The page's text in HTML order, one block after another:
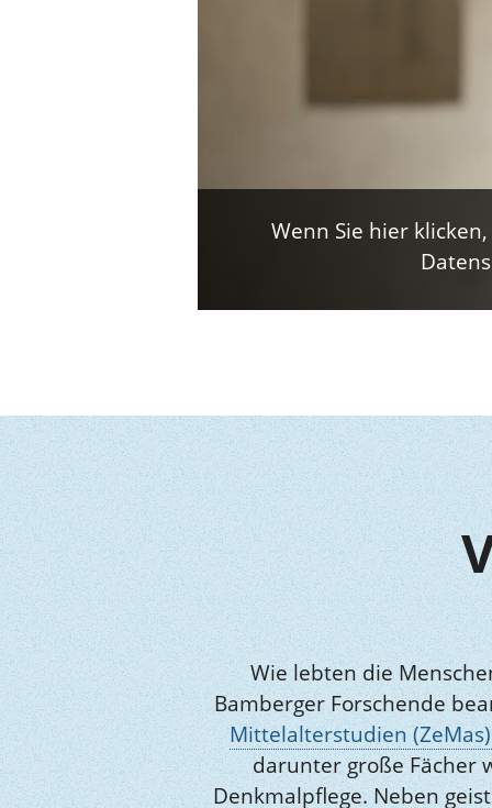
Wenn Sie hier
Wie lebten die
Bamberger Forschende
Mittelalterstudien (ZeMas)
darunter große Fächer
Denkmalpflege. Neben